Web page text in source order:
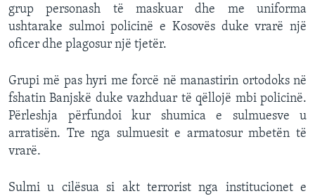
grup personash të maskuar dhe me uniforma
ushtarake sulmoi policinë e Kosovës duke vrarë një
oficer dhe plagosur një tjetër.
Grupi më pas hyri me forcë në manastirin ortodoks në
fshatin Banjskë duke vazhduar të qëllojë mbi policinë.
Përleshja përfundoi kur shumica e sulmuesve u
arratisën. Tre nga sulmuesit e armatosur mbetën të
vrarë.
Sulmi u cilësua si akt terrorist nga institucionet e